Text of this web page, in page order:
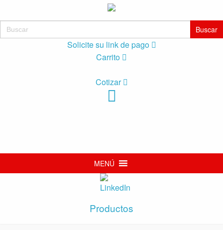
Buscar:
Solicite su link de pago
Carrito
Cotizar
MENÚ
Productos